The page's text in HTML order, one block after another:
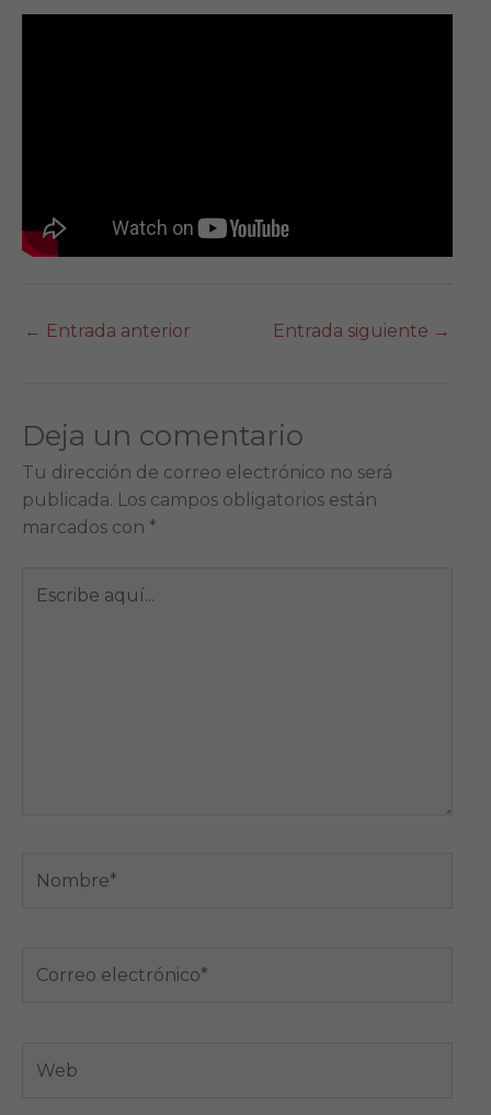
← Entrada anterior Entrada siguiente →
Deja un comentario
Tu dirección de correo electrónico no será
publicada. Los campos obligatorios están
marcados con *
aquí...
electrónico*